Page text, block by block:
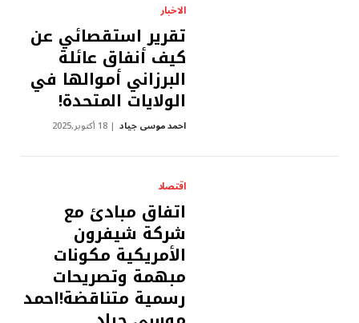
الاخبار
تقرير استقصائي عن
كيف أنفاق عائلة
البرزاني أموالها في
الولايات المتحدة!
احمد موسى جياد 18 أكتوبر,2025
اقتصاد
اتفاق مبادئ مع
شركة شيفرون
الأمريكية مكونات
مبهمة وتصريحات
رسمية متناقضة!احمد